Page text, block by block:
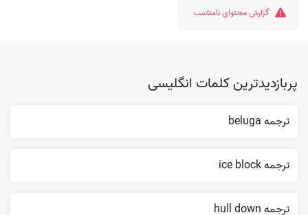
گزارش محتوای نامناسب
پربازدیدترین کلمات انگلیسی
ترجمه beluga
ترجمه ice block
ترجمه hull down